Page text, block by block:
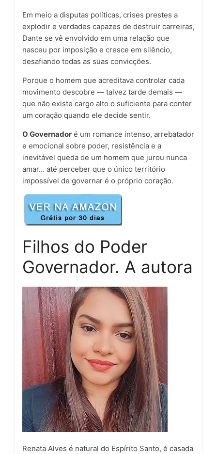
Em meio a disputas políticas, crises prestes a
explodir e verdades capazes de destruir carreiras,
Dante se vê envolvido em uma relação que
nasceu por imposição e cresce em silêncio,
desafiando todas as suas convicções.
Porque o homem que acreditava controlar cada
movimento descobre — talvez tarde demais —
que não existe cargo alto o suficiente para conter
um coração quando ele decide sentir.
O Governador é um romance intenso, arrebatador
e emocional sobre poder, resistência e a
inevitável queda de um homem que jurou nunca
amar… até perceber que o único território
impossível de governar é o próprio coração.
Filhos do Poder
Governador. A autora
Renata Alves é natural do Espírito Santo, é casada